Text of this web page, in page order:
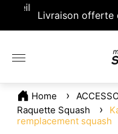
Livraison offerte
Home
Raquette Squash
remplacement squash